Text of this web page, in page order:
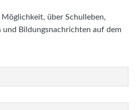
über Schulleben,
und Bildungsnachrichten auf dem